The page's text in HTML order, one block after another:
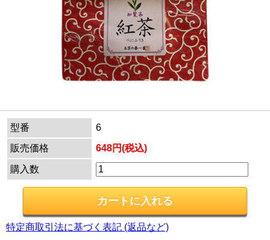
型番
6
販売価格
648円(税込)
購入数
特定商取引法に基づく表記 (返品など)